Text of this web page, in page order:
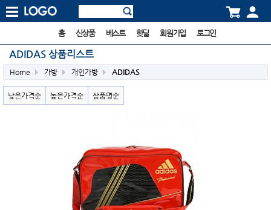
홈 신상품 베스트 핫딜 회원가입 로그인
ADIDAS 상품리스트
Home 가방 개인가방 ADIDAS
낮은가격순 높은가격순 상품명순